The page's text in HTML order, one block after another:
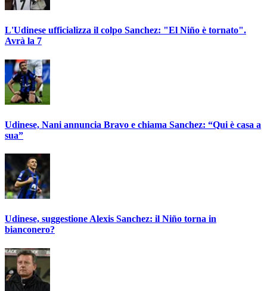
L'Udinese ufficializza il colpo Sanchez: "El Niño è tornato".
Avrà la 7
Udinese, Nani annuncia Bravo e chiama Sanchez: “Qui è casa a
sua”
Udinese, suggestione Alexis Sanchez: il Niño torna in
bianconero?